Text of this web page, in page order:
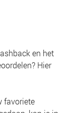
en het
Hier
favoriete